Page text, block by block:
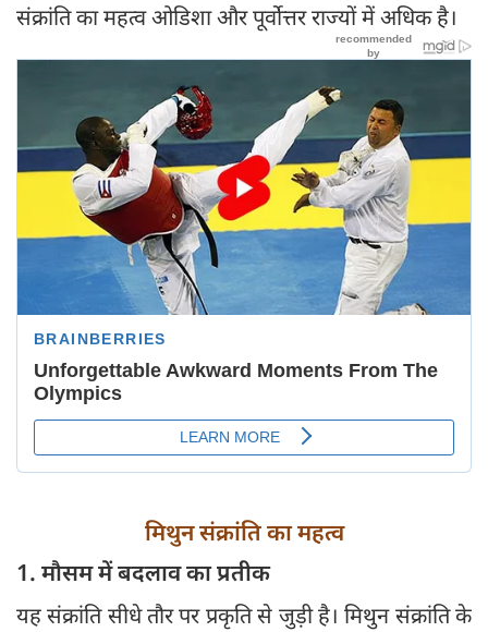
संक्रांति का महत्व ओडिशा और पूर्वोत्तर राज्यों में अधिक है।
मिथुन संक्रांति का महत्व
1. मौसम में बदलाव का प्रतीक
यह संक्रांति सीधे तौर पर प्रकृति से जुड़ी है। मिथुन संक्रांति के